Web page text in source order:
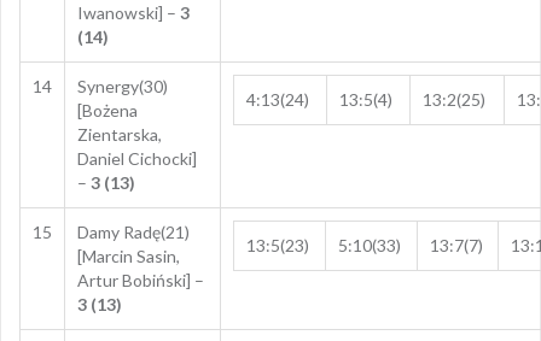
Iwanowski] – 3
(14)
14
Synergy(30)
[Bożena
Zientarska,
Daniel Cichocki]
– 3 (13)
4:13(24) 13:5(4) 13:2(25)
15
Damy Radę(21)
[Marcin Sasin,
Artur Bobiński] –
3 (13)
13:5(23) 5:10(33) 13:7(7)